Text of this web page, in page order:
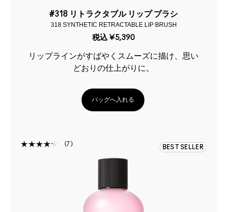
#318 リトラクタブル リップ ブラシ
318 SYNTHETIC RETRACTABLE LIP BRUSH
税込 ¥5,390
リップラインがすばやくスムーズに描け、思い
どおりの仕上がりに。
バッグへ入れる
7 BEST SELLER